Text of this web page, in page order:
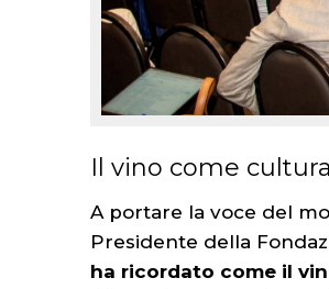
Il vino come
A portare la voce del
Presidente della
ha ricordato come il